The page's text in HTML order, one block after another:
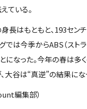
ている。
長はもともと、193セン
では今季からABS（スト
になった。今年の春は
大谷は“真逆”の結果にな
編集部）